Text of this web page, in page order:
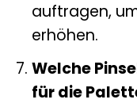
auftragen,
erhöhen.
Welche
für die